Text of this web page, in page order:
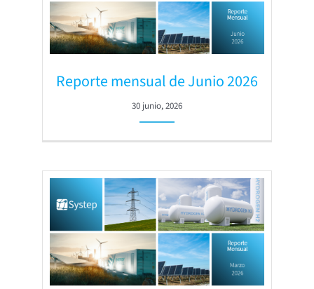
Reporte mensual de Junio 2026
30 junio, 2026